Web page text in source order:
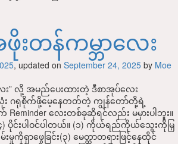
တန်ကမ္ဘာလေး
, updated on September 24, 2025 by Moe
” လို့ အမည်ပေးထားတဲ့ ဒီစာအုပ်လေး
ဂရုစိုက်ဖို့မေ့နေတတ်တဲ့ ကျွန်တော်တို့ရဲ့
လေးတစ်ခုဆိုရင်လည်း မမှားပါဘူး။
) ပိုင်းပါဝင်ပါတယ်။ (၁) ကိုယ်ရည်ကိုယ်သွေးကိုမြှ
မှုကိုရှာဖွေခြင်း(၃) မေတ္တာတရားဖြင့်နေထိုင်